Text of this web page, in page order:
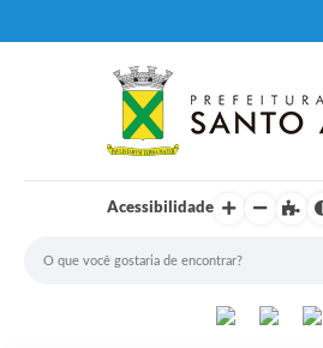
Acessibilidade